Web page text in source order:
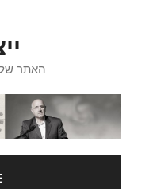
האתר של